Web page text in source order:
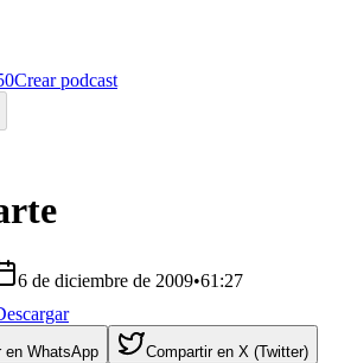
Crear podcast
6 de diciembre de 2009•61:27
en WhatsApp Compartir en X (Twitter)